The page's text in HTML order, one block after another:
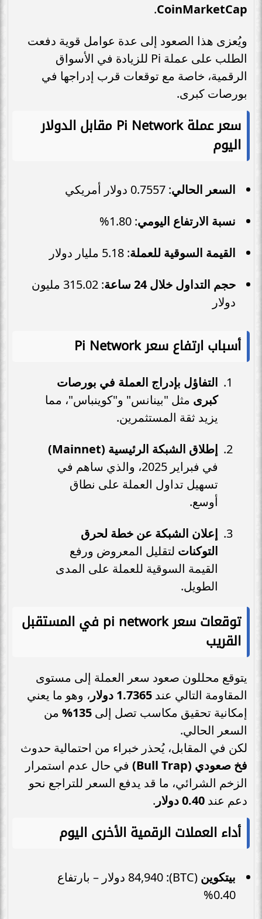
CoinMarketCap
.
ويُعزى هذا الصعود إلى عدة عوامل قوية دفعت
الطلب على عملة Pi للزيادة في الأسواق
الرقمية، خاصة مع توقعات قرب إدراجها في
بورصات كبرى.
سعر عملة Pi Network مقابل الدولار
اليوم
السعر الحالي: 0.7557 دولار أمريكي
نسبة الارتفاع اليومي: 1.80%
القيمة السوقية للعملة: 5.18 مليار دولار
حجم التداول خلال 24 ساعة
: 315.02 مليون
دولار
أسباب ارتفاع سعر Pi Network
التفاؤل بإدراج العملة في بورصات
كبرى مثل "بينانس" و"كوينباس"، مما
يزيد ثقة المستثمرين.
إطلاق الشبكة الرئيسية (Mainnet)
في فبراير 2025، والذي ساهم في
تسهيل تداول العملة على نطاق
أوسع.
إعلان الشبكة عن خطة لحرق
التوكنات لتقليل المعروض ورفع
القيمة السوقية للعملة على المدى
الطويل.
توقعات سعر pi network في المستقبل
القريب
يتوقع محللون صعود سعر العملة إلى مستوى
المقاومة التالي عند 1.7365 دولار
، وهو ما يعني
إمكانية تحقيق مكاسب تصل إلى 135%
من
السعر الحالي.
لكن في المقابل، يُحذر خبراء من احتمالية حدوث
فخ صعودي (Bull Trap)
في حال عدم استمرار
الزخم الشرائي، ما قد يدفع السعر للتراجع نحو
دعم عند 0.40 دولار .
أداء العملات الرقمية الأخرى اليوم
بيتكوين
(BTC): 84,940 دولار – بارتفاع
0.40%